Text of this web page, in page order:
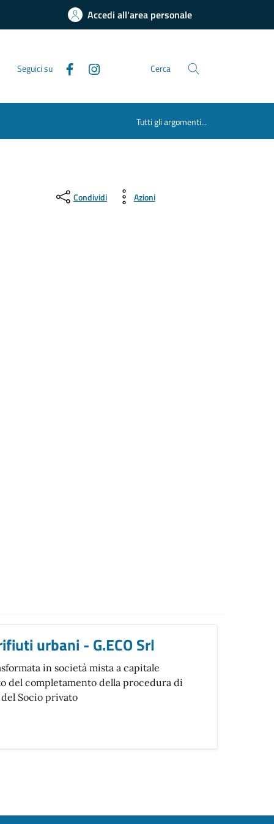
Accedi all'area personale
Seguici su Cerca
Tutti gli argomenti...
Condividi Azioni
urbani - G.ECO Srl
in società mista a capitale
del completamento della procedura di
Socio privato